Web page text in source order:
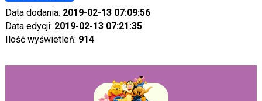
Data dodania: 2019-02-13 07:09:56
Data edycji: 2019-02-13 07:21:35
Ilość wyświetleń: 914